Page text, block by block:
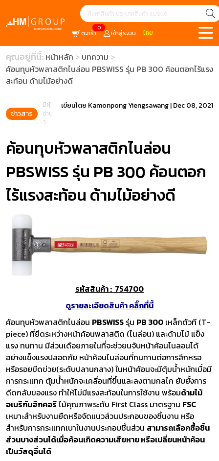
0
ตะกร้า เข้าสู่ระบบ ไทย
คุณอยู่ที่นี้: หน้าหลัก
บทความ
ค้อนทุบหัวพลาสติกไนล่อน PBSWISS รุ่น PB 300 ค้อนตอกไร้แรง
สะท้อน ด้ามไม้อย่างดี
ข่าวสาร
มีผู้
อ่าน
3
เขียนโดย Kamonpong Yiengsawang|Dec 08, 2021
ค้อนทุบหัวพลาสติกไนล่อน
PBSWISS รุ่น PB 300 ค้อนตอก
ไร้แรงสะท้อน ด้ามไม้อย่างดี
รหัสสินค้า : 754700
ดูรายละเอียดสินค้า คลิ๊กที่นี้
ค้อนทุบหัวพลาสติกไนล่อน PBSWISS รุ่น PB 300 เหล็กตัวที (T-
piece) ที่ยึดระหว่างหน้าค้อนพลาสติด (ไนล่อน) และด้ามไม้ แข็ง
แรง ทนทาน มีส่วนเดือยภายในที่จะช่วยนจับหน้าค้อนไนลอนได้
อย่างแข็งแรงปลอดภัย หน้าค้อนไนล่อนที่ทนทานต่อการสึกหรอ
หรือรอยขีดข่วย(ระดับปลานกลาง) ในหน้าค้อนจะมีตุ้มน้ำหนักเมื่อมี
การกระแทก ตุ้มน้ำหนักจะเคลื่อนที่ขึ้นและลงตามกลไก ยับยั้งการ
ดีดกลับของแรง ทำให้ไม่มีแรงสะท้อนในการใช้งาน พร้อมด้ามไม้
อเมริกันฮิกคอรีไม้คุณภาพระดับ First Class มาตรฐาน FSC
เหมาะสำหรับงานยืดหรือจัดแนวส่วนประกอบของชิ้นงาน หรือ
สำหรับการกระแทกเบาในงานประกอบชิ้นส่วน สามารถเลือกซื้อชิ้น
ส่วนบางส่วนได้เมื่อค้อนเกิดความเสียหาย หรือเปลี่ยนหน้าค้อน
เป็นวัสดุอื่นได้